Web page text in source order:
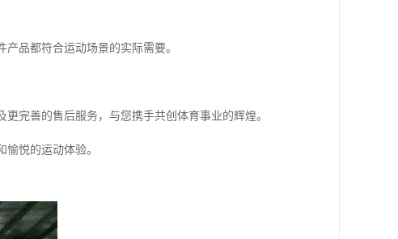
品都符合运动场景的实际需要。
完善的售后服务，与您携手共创体育事业的辉煌。
悦的运动体验。